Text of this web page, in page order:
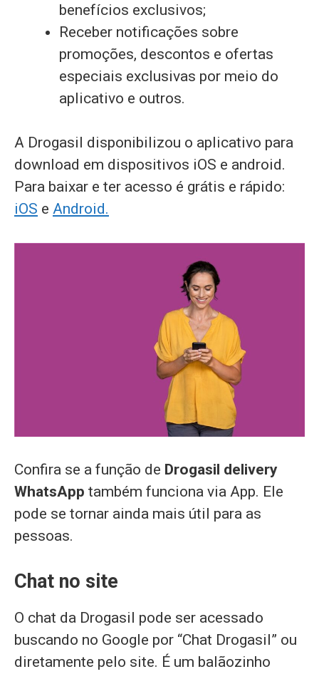
benefícios exclusivos;
Receber notificações sobre
promoções, descontos e ofertas
especiais exclusivas por meio do
aplicativo e outros.
A Drogasil disponibilizou o aplicativo para
download em dispositivos iOS e android.
Para baixar e ter acesso é grátis e rápido:
iOS e Android.
Confira se a função de Drogasil delivery
WhatsApp também funciona via App. Ele
pode se tornar ainda mais útil para as
pessoas.
Chat no site
O chat da Drogasil pode ser acessado
buscando no Google por “Chat Drogasil” ou
diretamente pelo site. É um balãozinho